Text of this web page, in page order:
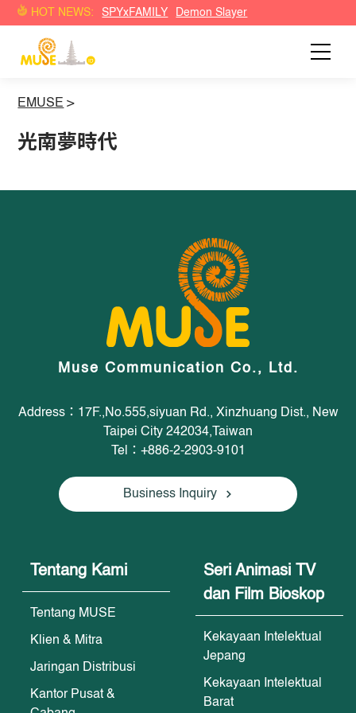
HOT NEWS: SPYxFAMILY Demon Slayer
EMUSE >
光南夢時代
Muse Communication Co., Ltd.
Address：17F.,No.555,siyuan Rd., Xinzhuang Dist., New
Taipei City 242034,Taiwan
Tel：+886-2-2903-9101
Business Inquiry
Tentang Kami
Tentang MUSE
Klien & Mitra
Jaringan Distribusi
Kantor Pusat &
Seri Animasi TV
dan Film Bioskop
Kekayaan Intelektual
Jepang
Kekayaan Intelektual
Barat